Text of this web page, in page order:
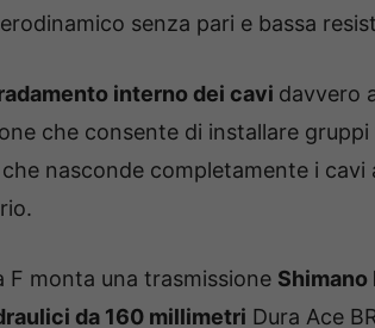
senza pari e bassa
interno dei cavi davvero
che consente di installare
nasconde completamente i cavi
F monta una trasmissione
da 160 millimetri Dura Ace